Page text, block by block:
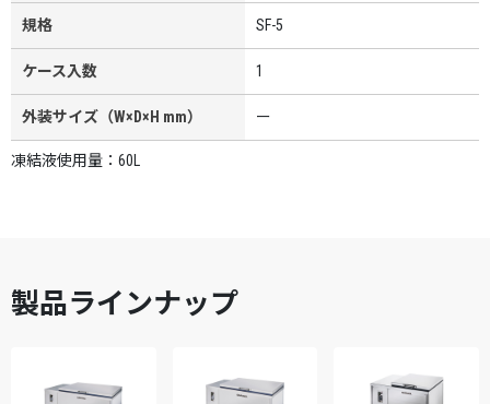
規格 SF-5
ケース入数 1
外装サイズ（W×D×H mm） ー
凍結液使用量：60L
製品ラインナップ